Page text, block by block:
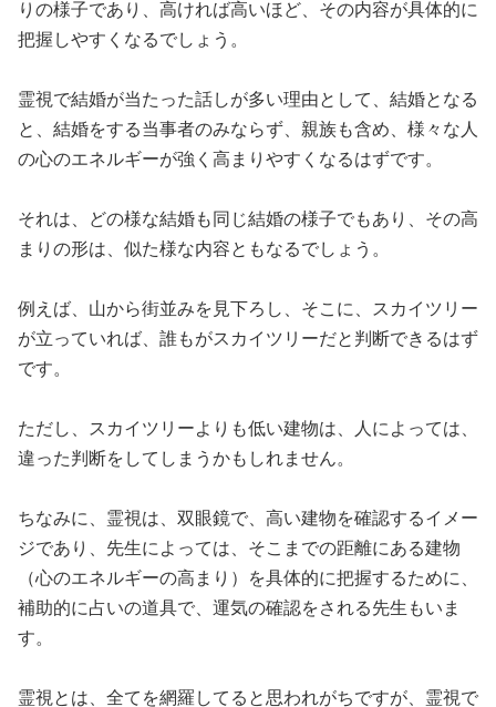
りの様子であり、高ければ高いほど、その内容が具体的に
把握しやすくなるでしょう。
霊視で結婚が当たった話しが多い理由として、結婚となる
と、結婚をする当事者のみならず、親族も含め、様々な人
の心のエネルギーが強く高まりやすくなるはずです。
それは、どの様な結婚も同じ結婚の様子でもあり、その高
まりの形は、似た様な内容ともなるでしょう。
例えば、山から街並みを見下ろし、そこに、スカイツリー
が立っていれば、誰もがスカイツリーだと判断できるはず
です。
ただし、スカイツリーよりも低い建物は、人によっては、
違った判断をしてしまうかもしれません。
ちなみに、霊視は、双眼鏡で、高い建物を確認するイメー
ジであり、先生によっては、そこまでの距離にある建物
（心のエネルギーの高まり）を具体的に把握するために、
補助的に占いの道具で、運気の確認をされる先生もいま
す。
霊視とは、全てを網羅してると思われがちですが、霊視で